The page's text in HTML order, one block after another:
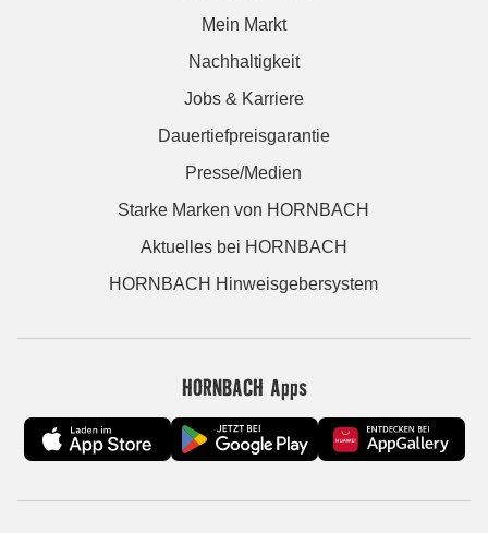
Mein Markt
Nachhaltigkeit
Jobs & Karriere
Dauertiefpreisgarantie
Presse/Medien
Starke Marken von HORNBACH
Aktuelles bei HORNBACH
HORNBACH Hinweisgebersystem
HORNBACH Apps